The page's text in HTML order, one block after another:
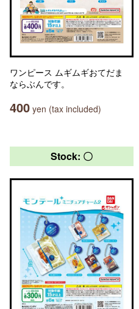
ワンピース ムギムギおてだま
ならぶんです。
400 yen (tax included)
Stock: 〇